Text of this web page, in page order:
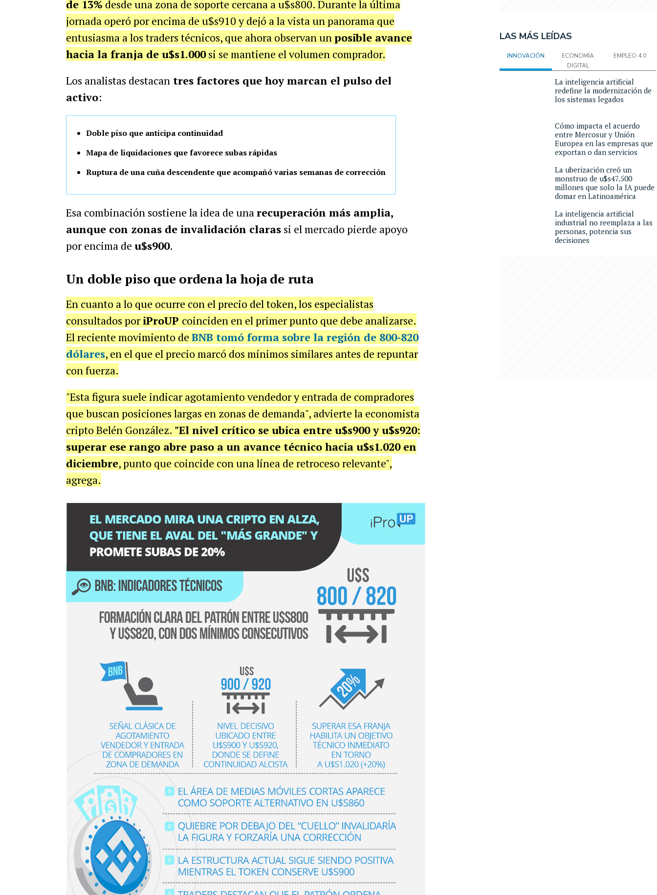
de 13% desde una zona de soporte cercana a u$s800. Durante la última
jornada operó por encima de u$s910 y dejó a la vista un panorama que
entusiasma a los traders técnicos, que ahora observan unposible avance
hacia la franja de u$s1.000si se mantiene el volumen comprador.
Los analistas destacantres factores que hoy marcan el pulso del
activo:
Doble piso que anticipa continuidad
Mapa de liquidaciones que favorece subas rápidas
Ruptura de una cuña descendente que acompañó varias semanas de corrección
Esa combinación sostiene la idea de unarecuperación más amplia,
aunque con zonas de invalidación clarassi el mercado pierde apoyo
por encima de u$s900.
Un doble piso que ordena la hoja de ruta
En cuanto a lo que ocurre con el precio del token, los especialistas
consultados poriProUP coinciden en el primer punto que debe analizarse.
El reciente movimiento de BNB tomó forma sobre la región de 800-820
dólares, en el que el precio marcó dos mínimos similares antes de repuntar
con fuerza.
"Esta figura suele indicar agotamiento vendedor y entrada de compradores
que buscan posiciones largas en zonas de demanda", advierte la economista
cripto Belén González. "El nivel crítico se ubica entre u$s900 y u$s920:
superar ese rango abre paso a un avance técnico hacia u$s1.020 en
diciembre, punto que coincide con una línea de retroceso relevante",
agrega.
LAS MÁS LEÍDAS
INNOVACIÓN
ECONOMÍA
DIGITAL
EMPLEO 4.0
La inteligencia artificial
redefine la modernización de
los sistemas legados
Cómo impacta el acuerdo
entre Mercosur y Unión
Europea en las empresas que
exportan o dan servicios
La uberización creó un
monstruo de u$s47.500
millones que solo la IA puede
domar en Latinoamérica
La inteligencia artificial
industrial no reemplaza a las
personas, potencia sus
decisiones